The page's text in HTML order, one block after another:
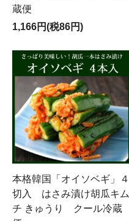
蔵便
1,166円(税86円)
本格韓国「オイソベギ」４
切入 はさみ漬け胡瓜キム
チ きゅうり クール冷蔵